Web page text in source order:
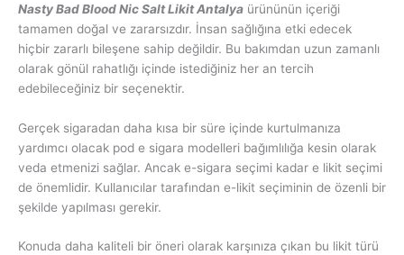
Nasty Bad Blood Nic Salt Likit Antalya ürününün içeriği
tamamen doğal ve zararsızdır. İnsan sağlığına etki edecek
hiçbir zararlı bileşene sahip değildir. Bu bakımdan uzun zamanlı
olarak gönül rahatlığı içinde istediğiniz her an tercih
edebileceğiniz bir seçenektir.
Gerçek sigaradan daha kısa bir süre içinde kurtulmanıza
yardımcı olacak pod e sigara modelleri bağımlılığa kesin olarak
veda etmenizi sağlar. Ancak e-sigara seçimi kadar e likit seçimi
de önemlidir. Kullanıcılar tarafından e-likit seçiminin de özenli bir
şekilde yapılması gerekir.
Konuda daha kaliteli bir öneri olarak karşınıza çıkan bu likit türü